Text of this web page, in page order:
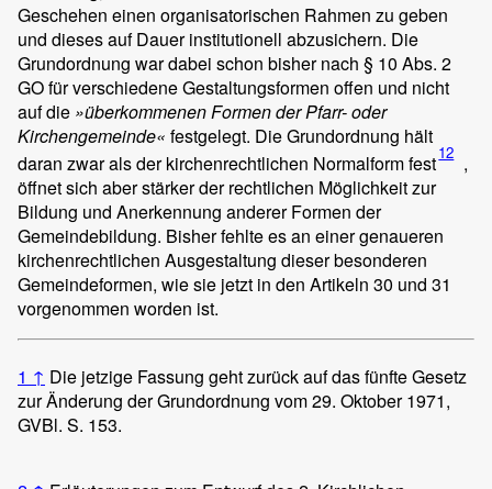
Geschehen einen organisatorischen Rahmen zu geben
und dieses auf Dauer institutionell abzusichern. Die
Grundordnung war dabei schon bisher nach § 10 Abs. 2
GO für verschiedene Gestaltungsformen offen und nicht
auf die »überkommenen Formen der Pfarr- oder
Kirchengemeinde« festgelegt. Die Grundordnung hält
daran zwar als der kirchenrechtlichen Normalform fest12 ,
öffnet sich aber stärker der rechtlichen Möglichkeit zur
Bildung und Anerkennung anderer Formen der
Gemeindebildung. Bisher fehlte es an einer genaueren
kirchenrechtlichen Ausgestaltung dieser besonderen
Gemeindeformen, wie sie jetzt in den Artikeln 30 und 31
vorgenommen worden ist.
1 ↑ Die jetzige Fassung geht zurück auf das fünfte Gesetz
zur Änderung der Grundordnung vom 29. Oktober 1971,
GVBl. S. 153.